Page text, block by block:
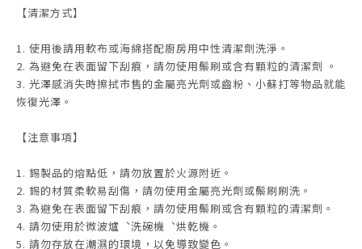
【清潔方式】
1. 使用後請用軟布或海綿搭配廚房用中性清潔劑洗淨。
2. 為避免在表面留下刮痕，請勿使用鬃刷或含有顆粒的清潔劑 。
3. 光澤感消失時擦拭市售的金屬亮光劑或齒粉、小蘇打等物品就能
恢復光澤。
【注意事項】
1. 錫製品的熔點低，請勿放置於火源附近。
2. 錫的材質柔軟易刮傷，請勿使用金屬亮光劑或鬃刷刷洗。
3. 為避免在表面留下刮痕，請勿使用鬃刷或含有顆粒的清潔劑。
4. 請勿使用於微波爐︑洗碗機︑烘乾機。
5. 請勿存放在潮濕的環境，以免導致變色。